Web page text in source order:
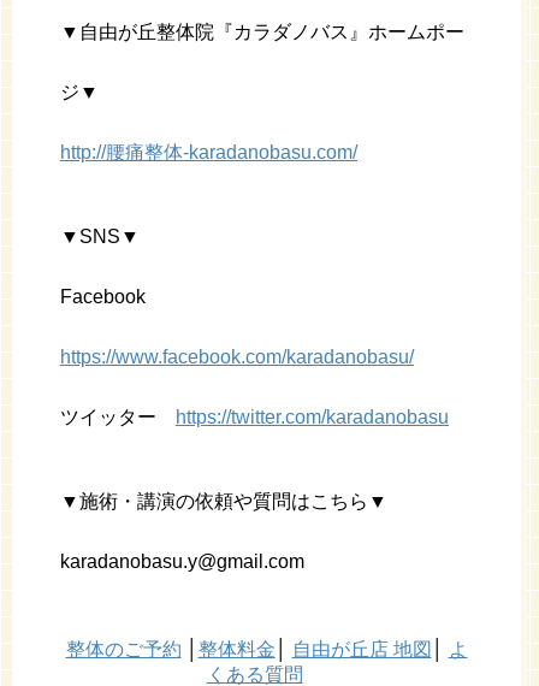
▼自由が丘整体院『カラダノバス』ホームポー
ジ▼
http://腰痛整体-karadanobasu.com/
▼SNS▼
Facebook
https://www.facebook.com/karadanobasu/
ツイッター https://twitter.com/karadanobasu
▼施術・講演の依頼や質問はこちら▼
karadanobasu.y@gmail.com
整体のご予約 整体料金 自由が丘店 地図
よ
くある質問